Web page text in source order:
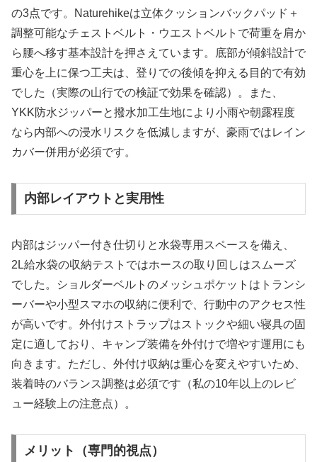
の3点です。Naturehikeは立体クッションバックパッド＋
調整可能なチェストベルト・ウエストベルトで荷重を肩か
ら腰へ移す基本設計を押さえています。底部が傾斜設計で
重心を上に保つ工夫は、登りでの後傾を抑える目的で有効
でした（実際の山行での検証で効果を確認）。また、
YKK防水ジッパーと撥水加工生地により小雨や朝露程度
なら内部への浸水リスクを低減しますが、豪雨ではレイン
カバー併用が必須です。
内部レイアウトと実用性
内部はジッパー付き仕切りと水袋専用スペースを備え、
2L給水袋の収納テストではホースの取り回しはスムーズ
でした。ショルダーベルトのメッシュポケットはトランシ
ーバーや小型スマホの収納に便利で、行動中のアクセス性
が高いです。外付けストラップはストックや細い寝具の固
定に適しており、キャンプ装備を外付けで増やす運用にも
向きます。ただし、外付け収納は重心を変えやすいため、
装着時のバランス調整は必須です（私の10年以上のレビ
ュー経験上の注意点）。
メリット（専門的視点）